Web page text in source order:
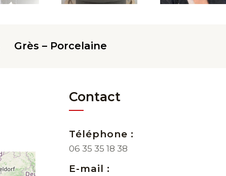
Grès – Porcelaine
Contact
Téléphone :
06 35 35 18 38
E-mail :